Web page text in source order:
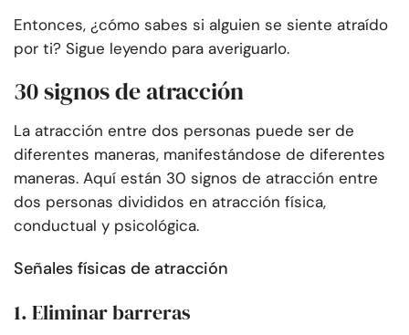
Entonces, ¿cómo sabes si alguien se siente atraído
por ti? Sigue leyendo para averiguarlo.
30 signos de atracción
La atracción entre dos personas puede ser de
diferentes maneras, manifestándose de diferentes
maneras. Aquí están 30 signos de atracción entre
dos personas divididos en atracción física,
conductual y psicológica.
Señales físicas de atracción
1. Eliminar barreras